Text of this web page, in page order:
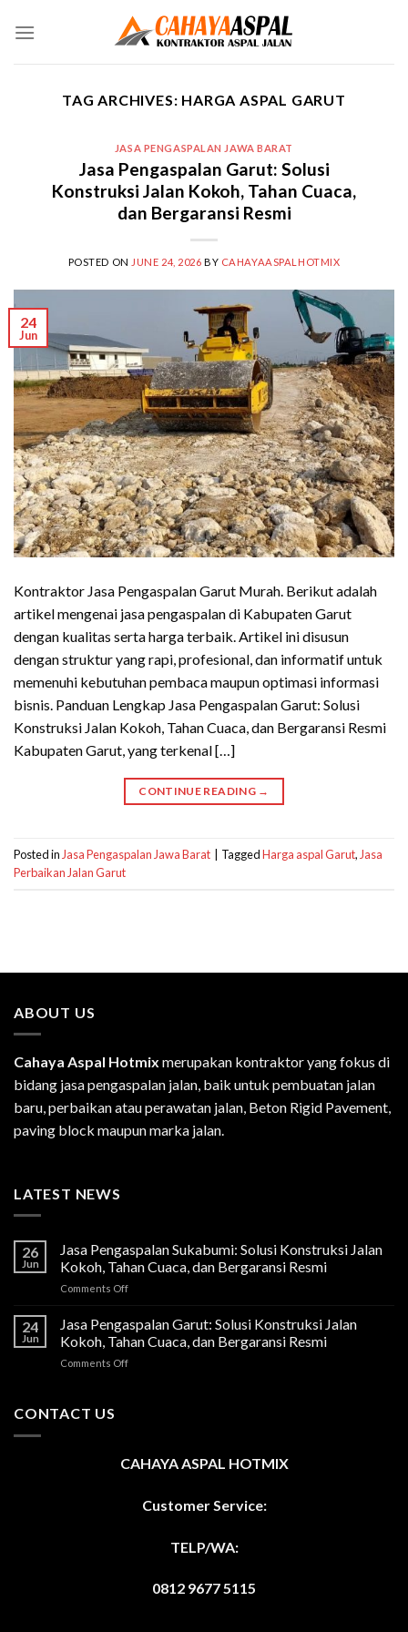
TAG ARCHIVES: HARGA ASPAL GARUT
JASA PENGASPALAN JAWA BARAT
Jasa Pengaspalan Garut: Solusi
Konstruksi Jalan Kokoh, Tahan Cuaca,
dan Bergaransi Resmi
POSTED ON JUNE 24, 2026 BY CAHAYAASPALHOTMIX
24
Jun
Kontraktor Jasa Pengaspalan Garut Murah. Berikut adalah
artikel mengenai jasa pengaspalan di Kabupaten Garut
dengan kualitas serta harga terbaik. Artikel ini disusun
dengan struktur yang rapi, profesional, dan informatif untuk
memenuhi kebutuhan pembaca maupun optimasi informasi
bisnis. Panduan Lengkap Jasa Pengaspalan Garut: Solusi
Konstruksi Jalan Kokoh, Tahan Cuaca, dan Bergaransi Resmi
Kabupaten Garut, yang terkenal […]
CONTINUE READING →
Posted in Jasa Pengaspalan Jawa Barat TaggedHarga aspal Garut, Jasa
Perbaikan Jalan Garut
ABOUT US
Cahaya Aspal Hotmix merupakan kontraktor yang fokus di
bidang jasa pengaspalan jalan, baik untuk pembuatan jalan
baru, perbaikan atau perawatan jalan, Beton Rigid Pavement,
paving block maupun marka jalan.
LATEST NEWS
26
Jun
Jasa Pengaspalan Sukabumi: Solusi Konstruksi Jalan
Kokoh, Tahan Cuaca, dan Bergaransi Resmi
Comments Offon
Pengaspalan
Sukabumi:
Solusi
Konstruksi
Bergaransi
24
Jun
Jasa Pengaspalan Garut: Solusi Konstruksi Jalan
Kokoh, Tahan Cuaca, dan Bergaransi Resmi
Comments Offon
Kokoh,
Cuaca,
CONTACT US
CAHAYA ASPAL HOTMIX
Customer Service:
TELP/WA:
0812 9677 5115